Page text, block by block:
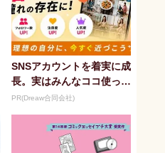
SNSアカウントを着実に成
長。実はみんなココ使って
ます。
PR(Dreaw合同会社)